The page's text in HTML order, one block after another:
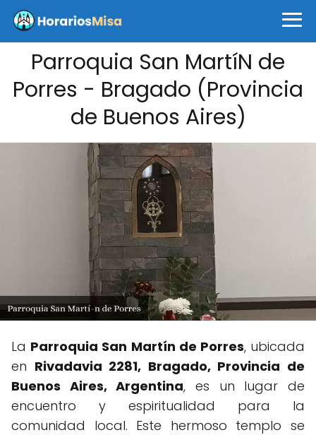
Parroquia San Martí­N de
Porres - Bragado (Provincia
de Buenos Aires)
La Parroquia San Martí­n de Porres, ubicada
en Rivadavia 2281, Bragado, Provincia de
Buenos Aires, Argentina, es un lugar de
encuentro y espiritualidad para la
comunidad local. Este hermoso templo se